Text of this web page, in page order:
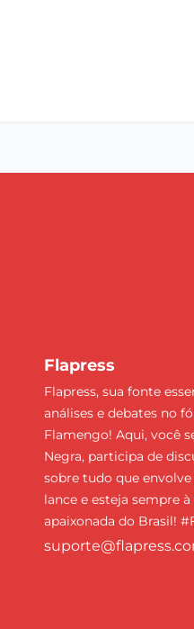
Flapress
Flapress, sua fonte
análises e debates no
Flamengo! Aqui, você
Negra, participa de
sobre tudo que
lance e esteja sempre
apaixonada do Brasil!